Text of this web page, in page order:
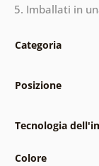
5. Imballati in
Categoria
Posizione
Tecnologia
Colore